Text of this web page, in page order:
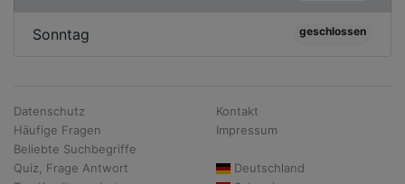
Sonntag geschlossen
Datenschutz
Häufige Fragen
Beliebte Suchbegriffe
Quiz, Frage Antwort
Kontakt
Impressum
Deutschland